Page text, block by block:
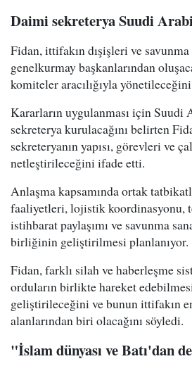
Daimi sekreterya Suudi
Fidan, ittifakın dışişleri ve
genelkurmay başkanlarından
komiteler aracılığıyla yönetileceğini
Kararların uygulanması için Suudi
sekreterya kurulacağını belirten
sekreteryanın yapısı, görevleri ve
netleştirileceğini ifade etti.
Anlaşma kapsamında ortak
faaliyetleri, lojistik koordinasyonu,
istihbarat paylaşımı ve savunma
birliğinin geliştirilmesi planlanıyor.
Fidan, farklı silah ve haberleşme
orduların birlikte hareket
geliştirileceğini ve bunun ittifakın
alanlarından biri olacağını söyledi.
"İslam dünyası ve Batı'dan